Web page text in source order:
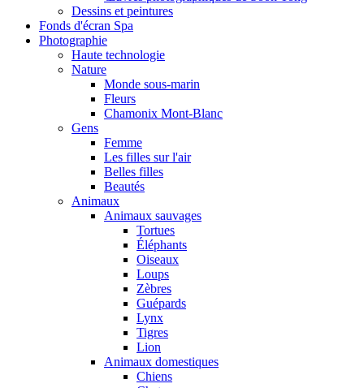
Dessins et peintures
Fonds d'écran Spa
Photographie
Haute technologie
Nature
Monde sous-marin
Fleurs
Chamonix Mont-Blanc
Gens
Femme
Les filles sur l'air
Belles filles
Beautés
Animaux
Animaux sauvages
Tortues
Éléphants
Oiseaux
Loups
Zèbres
Guépards
Lynx
Tigres
Lion
Animaux domestiques
Chiens